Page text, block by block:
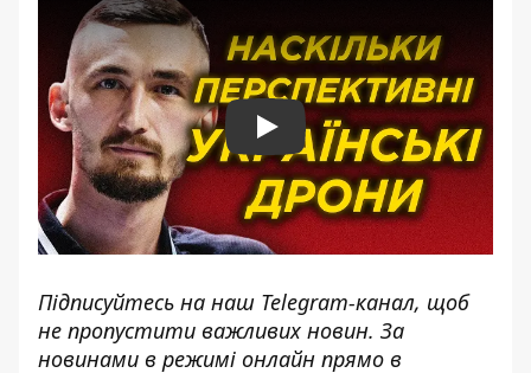
Play
Підписуйтесь на наш Telegram-канал, щоб
не пропустити важливих новин. За
новинами в режимі онлайн прямо в